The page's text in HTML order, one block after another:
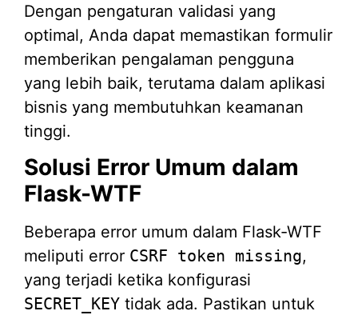
Dengan pengaturan validasi yang
optimal, Anda dapat memastikan formulir
memberikan pengalaman pengguna
yang lebih baik, terutama dalam aplikasi
bisnis yang membutuhkan keamanan
tinggi.
Solusi Error Umum dalam
Flask-WTF
Beberapa error umum dalam Flask-WTF
meliputi error CSRF token missing,
yang terjadi ketika konfigurasi
SECRET_KEY tidak ada. Pastikan untuk